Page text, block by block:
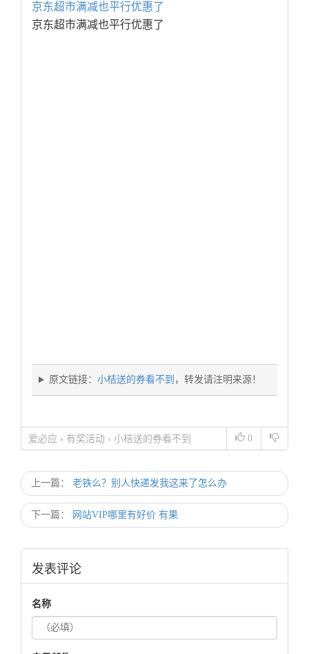
京东超市满减也平行优惠了
京东超市满减也平行优惠了
原文链接： 小桔送的券看不到 ，转发请注明来源！
0
爱必应 › 有奖活动 › 小桔送的券看不到
上一篇： 老铁么？别人快递发我这来了怎么办
下一篇： 网站VIP哪里有好价 有果
发表评论
名称